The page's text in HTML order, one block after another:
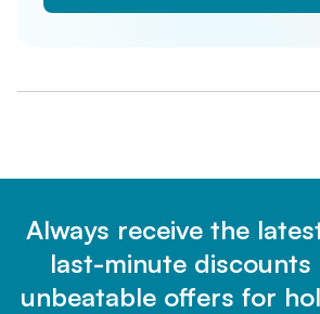
Always receive the
last-minute
unbeatable offers for